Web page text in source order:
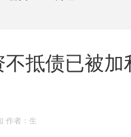
抵债已被
作者：生